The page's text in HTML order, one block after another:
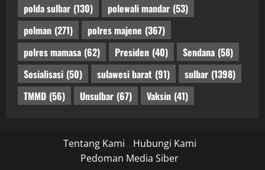
polda sulbar (130) polewali mandar (53)
polman (271) polres majene (367)
polres mamasa (62) Presiden (40) Sendana (58)
Sosialisasi (50) sulawesi barat (91) sulbar (1398)
TMMD (56) Unsulbar (67) Vaksin (41)
Tentang Kami
Hubungi Kami
Pedoman Media Siber